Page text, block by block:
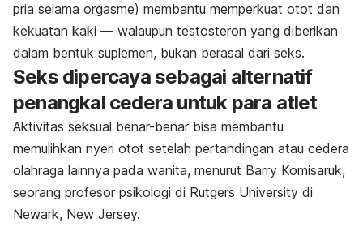
pria selama orgasme) membantu memperkuat otot dan
kekuatan kaki — walaupun testosteron yang diberikan
dalam bentuk suplemen, bukan berasal dari seks.
Seks dipercaya sebagai alternatif
penangkal cedera untuk para atlet
Aktivitas seksual benar-benar bisa membantu
memulihkan nyeri otot setelah pertandingan atau cedera
olahraga lainnya pada wanita, menurut Barry Komisaruk,
seorang profesor psikologi di Rutgers University di
Newark, New Jersey.